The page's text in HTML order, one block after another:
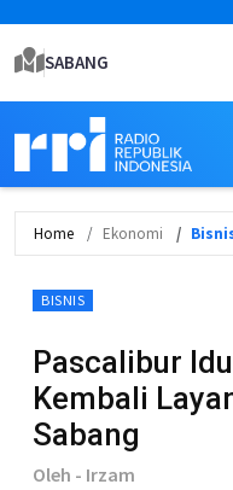
SABANG
Home Ekonomi
BISNIS
Pascalibur
Kembali
Sabang
Oleh - Irzam